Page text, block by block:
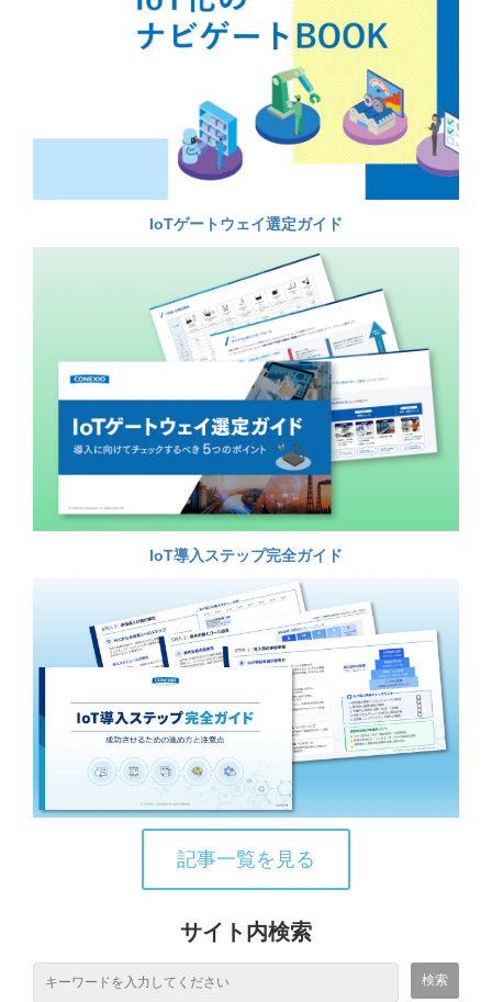
IoTゲートウェイ選定ガイド
IoT導入ステップ完全ガイド
記事一覧を見る
サイト内検索